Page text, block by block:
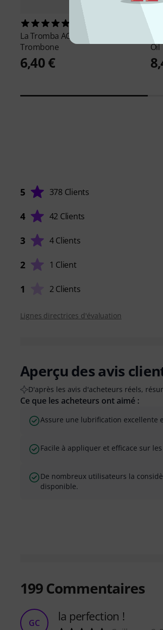
La Tromba AG
Trombone
6,40 €
J.
Oil
5 378 Clients
4 42 Clients
3 4 Clients
2 1 Client
1 2 Clients
Lignes directrices d'évaluation
Aperçu des avis
D'après les avis d'acheteurs réels,
Ce que les acheteurs ont aimé :
Assure une lubrification excellente
Facile à appliquer et efficace sur
De nombreux utilisateurs la
disponible.
199 Commentaires
GC la perfection !